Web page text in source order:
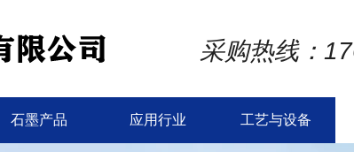
采购热线：
石墨产品 应用行业 工艺与设备